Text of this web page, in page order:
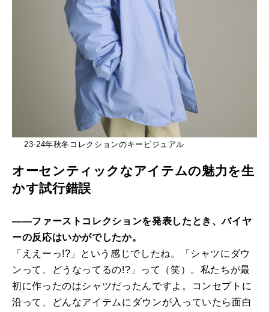
23-24年秋冬コレクションのキービジュアル
オーセンティックなアイテムの魅力を生
かす試行錯誤
――ファーストコレクションを発表したとき、バイヤ
ーの反応はいかがでしたか。
「ええーっ!?」という感じでしたね。「シャツにダウ
ンって、どうなってるの!?」って（笑）。私たちが最
初に作ったのはシャツだったんですよ。コンセプトに
沿って、どんなアイテムにダウンが入っていたら面白